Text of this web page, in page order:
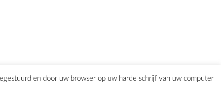
en door uw browser op uw harde schrijf van uw computer